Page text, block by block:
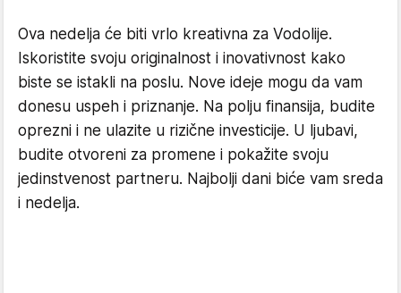
Ova nedelja će biti vrlo kreativna za Vodolije.
Iskoristite svoju originalnost i inovativnost kako
biste se istakli na poslu. Nove ideje mogu da vam
donesu uspeh i priznanje. Na polju finansija, budite
oprezni i ne ulazite u rizične investicije. U ljubavi,
budite otvoreni za promene i pokažite svoju
jedinstvenost partneru. Najbolji dani biće vam sreda
i nedelja.